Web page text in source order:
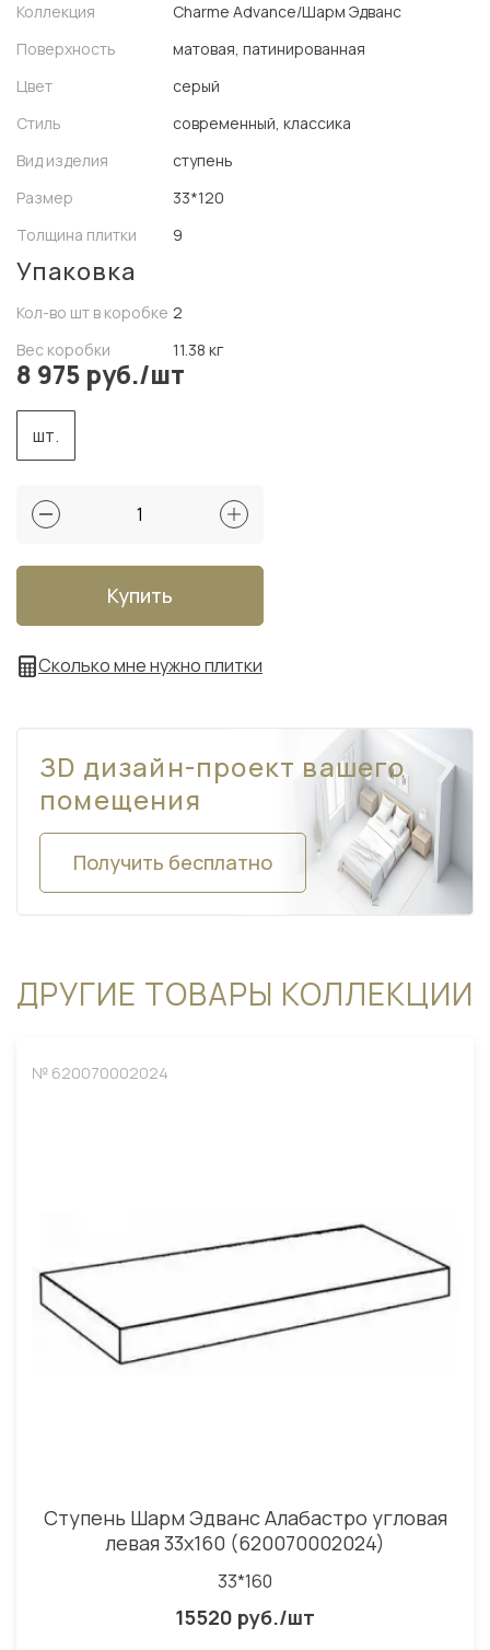
Коллекция
Charme Advance/Шарм Эдванс
Поверхность
матовая, патинированная
Цвет
серый
Стиль
современный, классика
Вид изделия
ступень
Размер
33*120
Толщина плитки
9
Упаковка
Кол-во шт в коробке 2
Вес коробки
11.38 кг
8 975 руб./шт
шт.
Купить
Сколько мне нужно плитки
ЗD дизайн-проект вашего
помещения
Получить бесплатно
ДРУГИЕ ТОВАРЫ КОЛЛЕКЦИИ
№ 620070002024
Ступень Шарм Эдванс Алабастро угловая
левая 33x160 (620070002024)
33*160
15520 руб./шт